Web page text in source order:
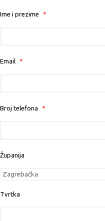
Ime i prezime *
Email *
Broj telefona *
Županija
Tvrtka